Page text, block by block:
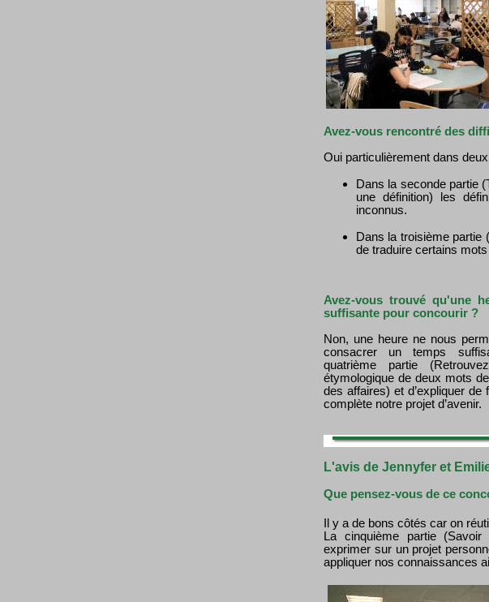
Avez-vous rencontré des
Oui particulièrement dans
Dans la seconde partie
une définition) les
inconnus.
Dans la troisième partie
de traduire certains
Avez-vous trouvé qu'une
suffisante pour concourir ?
Non, une heure ne nous
consacrer un temps
quatrième partie
étymologique de deux mots
des affaires) et d’expliquer de
complète notre projet d’avenir.
L'avis de Jennyfer et
Que pensez-vous de ce
Il y a de bons côtés car on
La cinquième partie
exprimer sur un projet
appliquer nos connaissances